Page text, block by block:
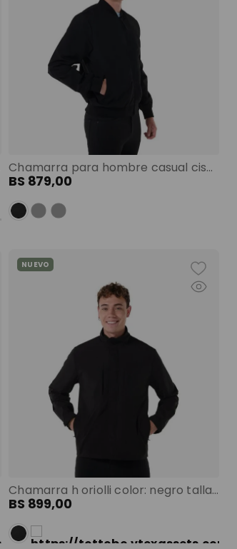
Chamarra para hombre casual cisnal liviana negra color: negra talla: l
BS 879,00
Chamarra h oriolli color: negro talla: s
NUEVO
BS 899,00